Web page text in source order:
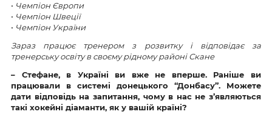
• Чемпіон Європи
• Чемпіон Швеції
• Чемпіон України
Зараз працює тренером з розвитку і відповідає за
тренерську освіту в своєму рідному районі Скане
– Стефане, в Україні ви вже не вперше. Раніше ви
працювали в системі донецького “Донбасу”. Можете
дати відповідь на запитання, чому в нас не з’являються
такі хокейні діаманти, як у вашій країні?